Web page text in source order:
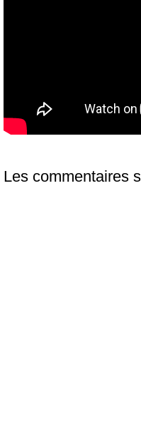
Les commentaires